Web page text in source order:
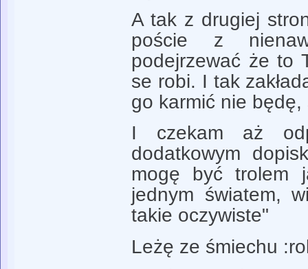
A tak z drugiej
poście z
podejrzewać że to
se robi. I tak
go karmić nie będę,
I czekam aż
dodatkowym
mogę być trolem
jednym światem,
takie oczywiste"
Leżę ze śmiechu